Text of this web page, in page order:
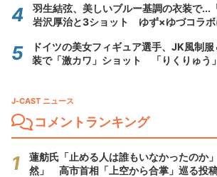
羽生結弦、美しいブルー基調の衣装で...
岩沢厚治と3ショット ゆず×ゆづコラボ
ドイツの美女フィギュア選手、JK風制
装で「激カワ」ショット 「りくりゅう
J-CAST ニュース
コメントランキング
蓮舫氏「止める人は誰もいなかったのか
然」 高市首相「上空から合掌」巡る投